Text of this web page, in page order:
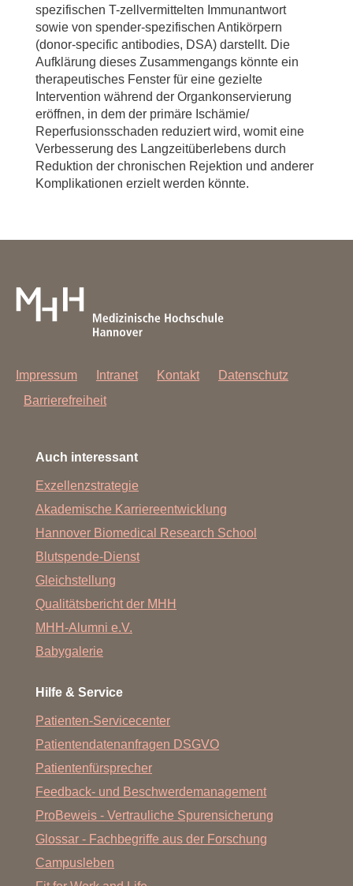
spezifischen T-zellvermittelten Immunantwort
sowie von spender-spezifischen Antikörpern
(donor-specific antibodies, DSA) darstellt. Die
Aufklärung dieses Zusammengangs könnte ein
therapeutisches Fenster für eine gezielte
Intervention während der Organkonservierung
eröffnen, in dem der primäre Ischämie/
Reperfusionsschaden reduziert wird, womit eine
Verbesserung des Langzeitüberlebens durch
Reduktion der chronischen Rejektion und anderer
Komplikationen erzielt werden könnte.
Impressum Intranet Kontakt
Datenschutz
Barrierefreiheit
Auch interessant
Exzellenzstrategie
Akademische Karriereentwicklung
Hannover Biomedical Research School
Blutspende-Dienst
Gleichstellung
Qualitätsbericht der MHH
MHH-Alumni e.V.
Babygalerie
Hilfe & Service
Patienten-Servicecenter
Patientendatenanfragen DSGVO
Patientenfürsprecher
Feedback- und Beschwerdemanagement
ProBeweis - Vertrauliche Spurensicherung
Glossar - Fachbegriffe aus der Forschung
Campusleben